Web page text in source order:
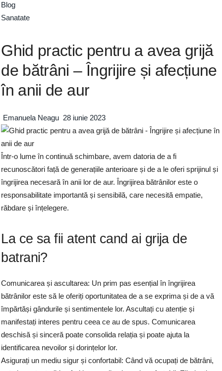
Blog
Sanatate
Ghid practic pentru a avea grijă
de bătrâni – Îngrijire și afecțiune
în anii de aur
Emanuela Neagu 28 iunie 2023
Într-o lume în continuă schimbare, avem datoria de a fi
recunoscători față de generațiile anterioare și de a le oferi sprijinul și
îngrijirea necesară în anii lor de aur. Îngrijirea bătrânilor este o
responsabilitate importantă și sensibilă, care necesită empatie,
răbdare și înțelegere.
La ce sa fii atent cand ai grija de
batrani?
Comunicarea și ascultarea: Un prim pas esențial în îngrijirea
bătrânilor este să le oferiți oportunitatea de a se exprima și de a vă
împărtăși gândurile și sentimentele lor. Ascultați cu atenție și
manifestați interes pentru ceea ce au de spus. Comunicarea
deschisă și sinceră poate consolida relația și poate ajuta la
identificarea nevoilor și dorințelor lor.
Asigurați un mediu sigur și confortabil: Când vă ocupați de bătrâni,